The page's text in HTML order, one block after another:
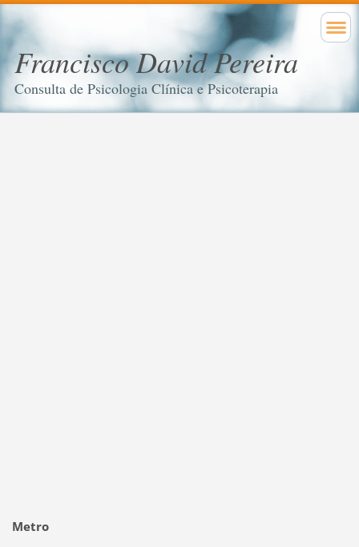
Francisco David Pereira
Consulta de Psicologia Clínica e Psicoterapia
Metro